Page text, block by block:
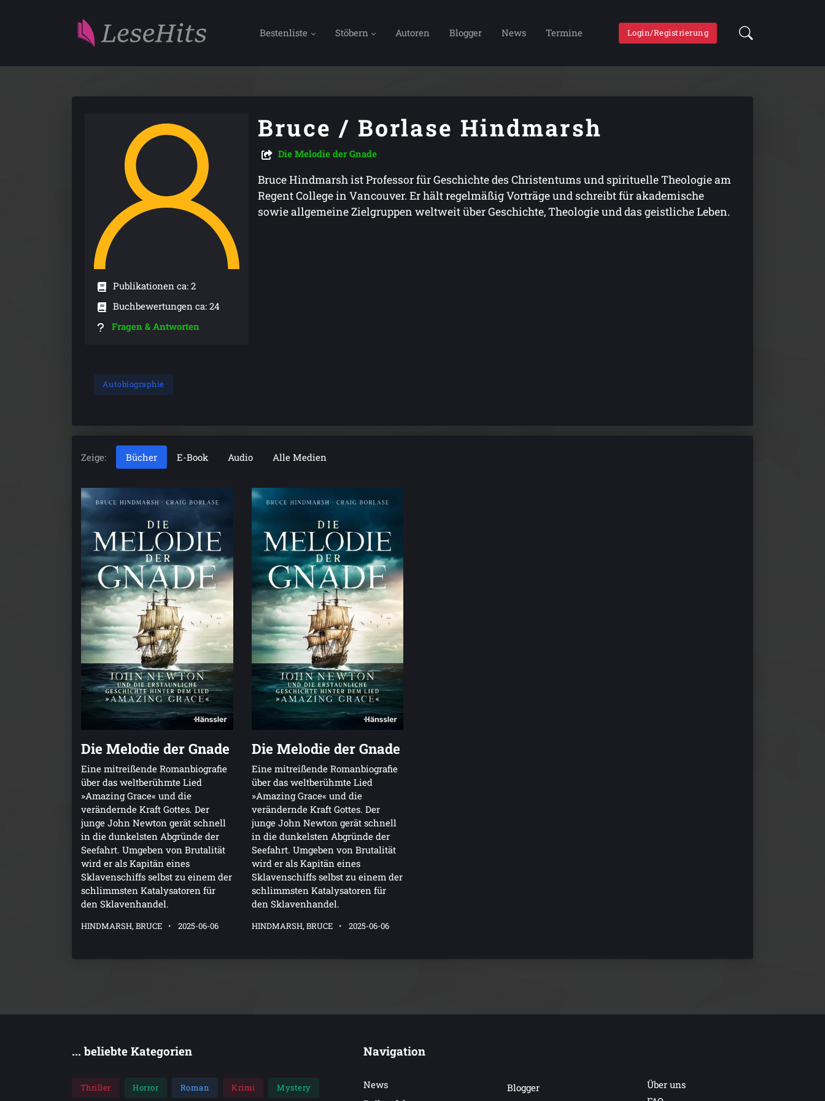
Bestenliste Stöbern Autoren Blogger News Termine Login/Registrierung
Publikationen ca: 2
Buchbewertungen ca: 24
Fragen & Antworten
Bruce / Borlase Hindmarsh
Die Melodie der Gnade
Bruce Hindmarsh ist Professor für Geschichte des Christentums und spirituelle Theologie am
Regent College in Vancouver. Er hält regelmäßig Vorträge und schreibt für akademische
sowie allgemeine Zielgruppen weltweit über Geschichte, Theologie und das geistliche Leben.
Autobiographie
Zeige: Bücher E-Book Audio Alle Medien
Die Melodie der Gnade
Eine mitreißende Romanbiografie
über das weltberühmte Lied
»Amazing Grace« und die
verändernde Kraft Gottes. Der
junge John Newton gerät schnell
in die dunkelsten Abgründe der
Seefahrt. Umgeben von Brutalität
wird er als Kapitän eines
Sklavenschiffs selbst zu einem der
schlimmsten Katalysatoren für
den Sklavenhandel.
HINDMARSH, BRUCE 2025-06-06
Die Melodie der Gnade
Eine mitreißende Romanbiografie
über das weltberühmte Lied
»Amazing Grace« und die
verändernde Kraft Gottes. Der
junge John Newton gerät schnell
in die dunkelsten Abgründe der
Seefahrt. Umgeben von Brutalität
wird er als Kapitän eines
Sklavenschiffs selbst zu einem der
schlimmsten Katalysatoren für
den Sklavenhandel.
HINDMARSH, BRUCE 2025-06-06
... beliebte Kategorien
Thriller Horror Roman Krimi Mystery
Navigation
News
Blogger
Über uns